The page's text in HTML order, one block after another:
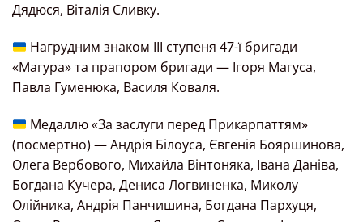
Дядюся, Віталія Сливку.
Нагрудним знаком III ступеня 47-ї бригади
«Магура» та прапором бригади — Ігоря Магуса,
Павла Гуменюка, Василя Коваля.
Медаллю «За заслуги перед Прикарпаттям»
(посмертно) — Андрія Білоуса, Євгенія Бояршинова,
Олега Вербового, Михайла Вінтоняка, Івана Даніва,
Богдана Кучера, Дениса Логвиненка, Миколу
Олійника, Андрія Панчишина, Богдана Пархуця,